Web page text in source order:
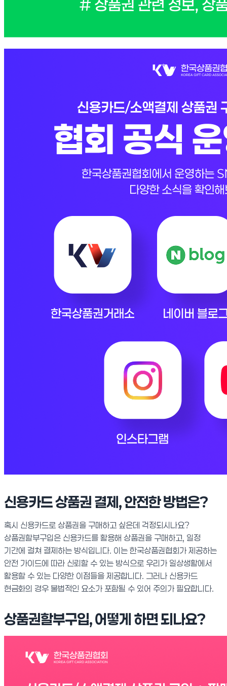
신용카드 상품권 결제, 안전한 방법은?
혹시 신용카드로 상품권을 구매하고 싶은데 걱정되시나요?
상품권할부구입은 신용카드를 활용해 상품권을 구매하고, 일정
기간에 걸쳐 결제하는 방식입니다. 이는 한국상품권협회가 제공하는
안전 가이드에 따라 신뢰할 수 있는 방식으로 우리가 일상생활에서
활용할 수 있는 다양한 이점들을 제공합니다. 그러나 신용카드
현금화의 경우 불법적인 요소가 포함될 수 있어 주의가 필요합니다.
상품권할부구입, 어떻게 하면 되나요?